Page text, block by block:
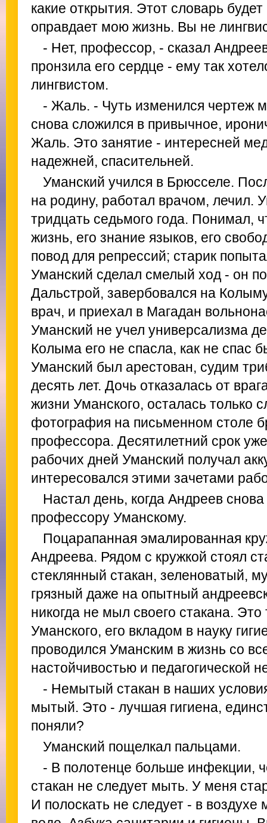
какие открытия. Этот словарь
оправдает мою жизнь. Вы не
- Нет, профессор, - сказал
пронзила его сердце - ему так
лингвистом.
- Жаль. - Чуть изменился чертеж
снова сложился в привычное,
Жаль. Это занятие - интересней
надежней, спасительней.
Уманский учился в Брюсселе.
на родину, работал врачом, лечил.
тридцать седьмого года. Понимал,
жизнь, его знание языков, его
повод для репрессий; старик
Уманский сделал смелый ход - он
Дальстрой, завербовался на
врач, и приехал в Магадан
Уманский не учел универсализма
Колыма его не спасла, как не спас
Уманский был арестован, судим
десять лет. Дочь отказалась от
жизни Уманского, осталась только
фотография на письменном столе
профессора. Десятилетний срок
рабочих дней Уманский получал
интересовался этими зачетами
Настал день, когда Андреев
профессору Уманскому.
Поцарапанная эмалированная
Андреева. Рядом с кружкой стоял
стеклянный стакан, зеленоватый,
грязный даже на опытный
никогда не мыл своего стакана.
Уманского, его вкладом в науку
проводился Уманским в жизнь со
настойчивостью и педагогической
- Немытый стакан в наших
мытый. Это - лучшая гигиена,
поняли?
Уманский пощелкал пальцами.
- В полотенце больше инфекции,
стакан не следует мыть. У меня
И полоскать не следует - в